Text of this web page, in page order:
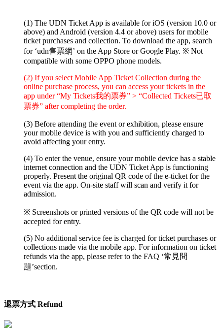
(1) The UDN Ticket App is available for iOS (version 10.0 or
above) and Android (version 4.4 or above) users for mobile
ticket purchases and collection. To download the app, search
for ‘udn售票網’ on the App Store or Google Play. ※ Not
compatible with some OPPO phone models.
(2) If you select Mobile App Ticket Collection during the
online purchase process, you can access your tickets in the
app under “My Tickets我的票券” > “Collected Tickets已取
票券” after completing the order.
(3) Before attending the event or exhibition, please ensure
your mobile device is with you and sufficiently charged to
avoid affecting your entry.
(4) To enter the venue, ensure your mobile device has a stable
internet connection and the UDN Ticket App is functioning
properly. Present the original QR code of the e-ticket for the
event via the app. On-site staff will scan and verify it for
admission.
※ Screenshots or printed versions of the QR code will not be
accepted for entry.
(5) No additional service fee is charged for ticket purchases or
collections made via the mobile app. For information on ticket
refunds via the app, please refer to the FAQ ‘常見問
題’section.
退票方式 Refund